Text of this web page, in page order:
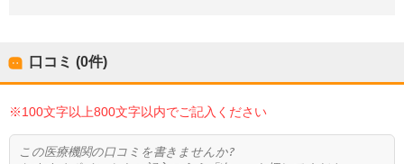
口コミ (0件)
※100文字以上800文字以内でご記入ください